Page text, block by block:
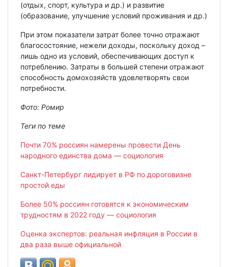
(отдых, спорт, культура и др.) и развитие
(образование, улучшение условий проживания и др.)
При этом показатели затрат более точно отражают
благосостояние, нежели доходы, поскольку доход –
лишь одно из условий, обеспечивающих доступ к
потреблению. Затраты в большей степени отражают
способность домохозяйств удовлетворять свои
потребности.
Фото: Ромир
Теги по теме
Почти 70% россиян намерены провести День
народного единства дома — социология
Санкт-Петербург лидирует в РФ по дороговизне
простой еды
Более 50% россиян готовятся к экономическим
трудностям в 2022 году — социология
Оценка экспертов: реальная инфляция в России в
два раза выше официальной